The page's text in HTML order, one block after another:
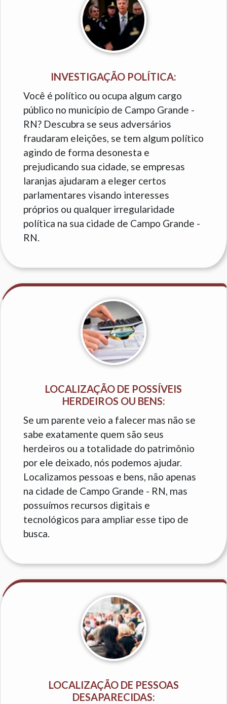
INVESTIGAÇÃO POLÍTICA:
Você é político ou ocupa algum cargo
público no município de Campo Grande -
RN? Descubra se seus adversários
fraudaram eleições, se tem algum político
agindo de forma desonesta e
prejudicando sua cidade, se empresas
laranjas ajudaram a eleger certos
parlamentares visando interesses
próprios ou qualquer irregularidade
política na sua cidade de Campo Grande -
RN.
LOCALIZAÇÃO DE POSSÍVEIS
HERDEIROS OU BENS:
Se um parente veio a falecer mas não se
sabe exatamente quem são seus
herdeiros ou a totalidade do patrimônio
por ele deixado, nós podemos ajudar.
Localizamos pessoas e bens, não apenas
na cidade de Campo Grande - RN, mas
possuímos recursos digitais e
tecnológicos para ampliar esse tipo de
busca.
LOCALIZAÇÃO DE PESSOAS
DESAPARECIDAS: